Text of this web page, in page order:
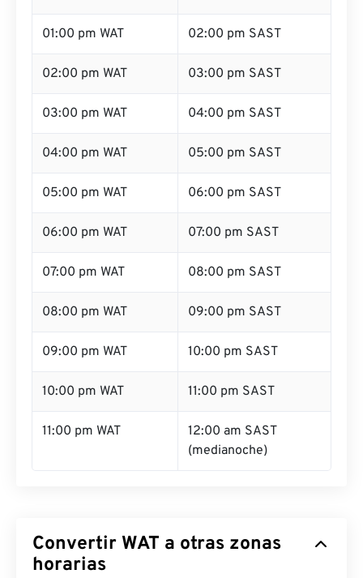
01:00 pm WAT 02:00 pm SAST
02:00 pm WAT 03:00 pm SAST
03:00 pm WAT 04:00 pm SAST
04:00 pm WAT 05:00 pm SAST
05:00 pm WAT 06:00 pm SAST
06:00 pm WAT 07:00 pm SAST
07:00 pm WAT 08:00 pm SAST
08:00 pm WAT 09:00 pm SAST
09:00 pm WAT 10:00 pm SAST
10:00 pm WAT 11:00 pm SAST
11:00 pm WAT
12:00 am SAST
(medianoche)
Convertir WAT a otras zonas
horarias